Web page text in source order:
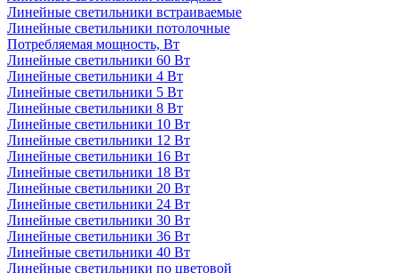
Линейные светильники встраиваемые
Линейные светильники потолочные
Потребляемая мощность, Вт
Линейные светильники 60 Вт
Линейные светильники 4 Вт
Линейные светильники 5 Вт
Линейные светильники 8 Вт
Линейные светильники 10 Вт
Линейные светильники 12 Вт
Линейные светильники 16 Вт
Линейные светильники 18 Вт
Линейные светильники 20 Вт
Линейные светильники 24 Вт
Линейные светильники 30 Вт
Линейные светильники 36 Вт
Линейные светильники 40 Вт
Линейные светильники по цветовой